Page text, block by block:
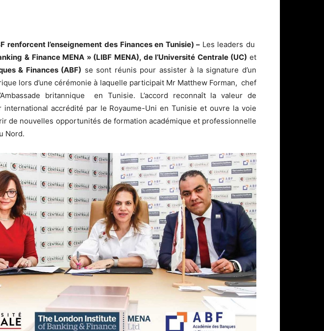
renforcent l’enseignement des Finances en Tunisie) – Les leaders du
& Finance MENA » (LIBF MENA), de l’Université Centrale (UC) et
& Finances (ABF) se sont réunis pour assister à la signature d’un
lors d’une cérémonie à laquelle participait Mr Matthew Forman, chef
britannique en Tunisie. L’accord reconnaît la valeur de
international accrédité par le Royaume-Uni en Tunisie et ouvre la voie
de nouvelles opportunités de formation académique et professionnelle
Nord.